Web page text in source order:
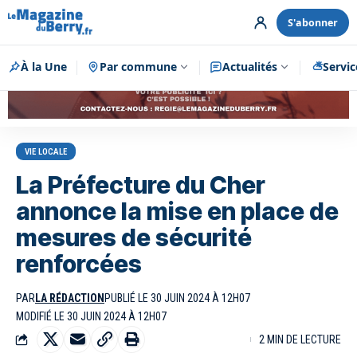
S'abonner
À la Une Par commune Actualités
Publicité
VIE LOCALE
La Préfecture du Cher
annonce la mise en place de
mesures de sécurité
renforcées
PARLA RÉDACTION PUBLIÉ LE 30 JUIN 2024 À 12H07
MODIFIÉ LE 30 JUIN 2024 À 12H07
2 MIN DE LECTURE